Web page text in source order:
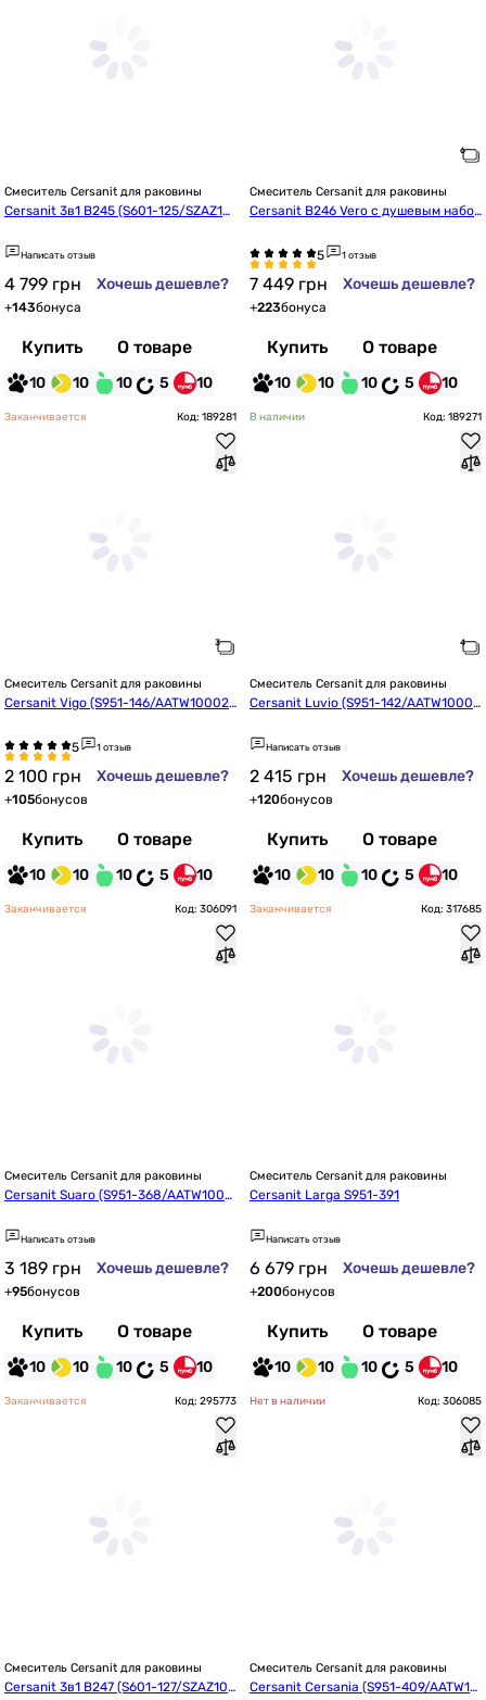
Смеситель Cersanit для раковины
Cersanit 3в1 B245 (S601-125/SZAZ10
Написать отзыв
4 799 грн Хочешь дешевле?
+143бонуса
Купить О товаре
10 10 10 5 10
Смеситель Cersanit для раковины
Cersanit B246 Vero с душевым набор
818)
1 отзыв
7 449 грн Хочешь дешевле?
+223бонуса
Купить О товаре
10 10 10 5 10
Заканчивается Код: 189281
Смеситель Cersanit для раковины
Cersanit Vigo (S951-146/AATW100024
1 отзыв
2 100 грн Хочешь дешевле?
+105бонусов
Купить О товаре
10 10 10 5 10
В наличии Код: 189271
Смеситель Cersanit для раковины
Cersanit Luvio (S951-142/AATW10002
Написать отзыв
2 415 грн Хочешь дешевле?
+120бонусов
Купить О товаре
10 10 10 5 10
Заканчивается Код: 306091
Смеситель Cersanit для раковины
Cersanit Suaro (S951-368/AATW1000
Написать отзыв
3 189 грн Хочешь дешевле?
+95бонусов
Купить О товаре
10 10 10 5 10
Заканчивается Код: 317685
Смеситель Cersanit для раковины
Cersanit Larga S951-391
Написать отзыв
6 679 грн Хочешь дешевле?
+200бонусов
Купить О товаре
10 10 10 5 10
Заканчивается Код: 295773
Смеситель Cersanit для раковины
Cersanit 3в1 B247 (S601-127/SZAZ100
Нет в наличии Код: 306085
Смеситель Cersanit для раковины
Cersanit Cersania (S951-409/AATW10